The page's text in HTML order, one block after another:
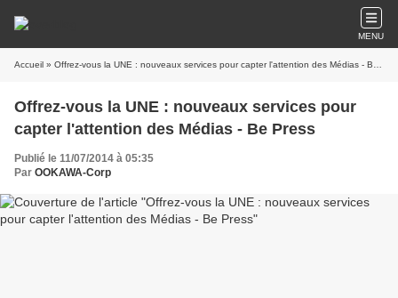
MENU
Accueil » Offrez-vous la UNE : nouveaux services pour capter l'attention des Médias - Be Press
Offrez-vous la UNE : nouveaux services pour
capter l'attention des Médias - Be Press
Publié le 11/07/2014 à 05:35
Par OOKAWA-Corp